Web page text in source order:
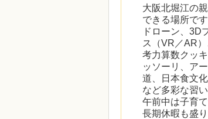
大阪北堀江の
できる場所で
ドローン、3D
ス（VR／AR
考力算数クッ
ッソーリ、ア
道、日本食文
など多彩な習
午前中は子育
長期休暇も盛